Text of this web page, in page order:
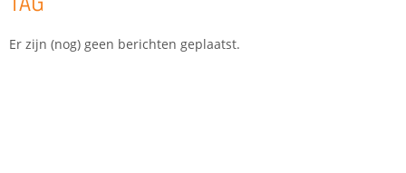
CONTACT
Er zijn (nog) geen berichten geplaatst.